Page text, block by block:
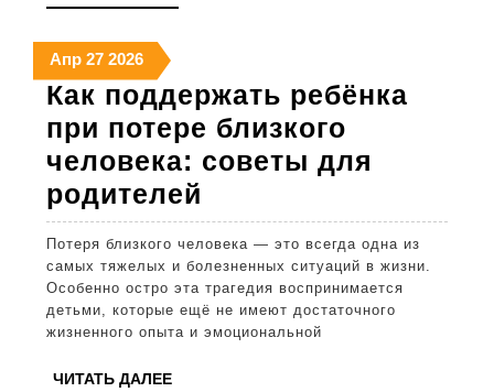
ДАЛЕЕ
Апр27
апреля
2026
2727
апреля
2026
202627
апреля
2026
Как поддержать ребёнка
при потере близкого
человека: советы для
родителей
поддержать
ребёнка
при
потере
Потеря близкого человека — это всегда одна из
самых тяжелых и болезненных ситуаций в жизни.
Особенно остро эта трагедия воспринимается
детьми, которые ещё не имеют достаточного
жизненного опыта и эмоциональной
ЧИТАТЬ ДАЛЕЕЧИТАТЬ